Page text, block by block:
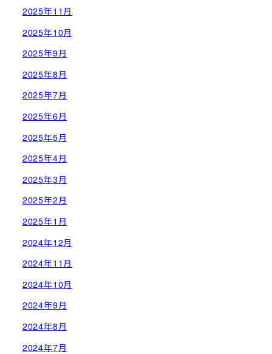
2025年11月
2025年10月
2025年9月
2025年8月
2025年7月
2025年6月
2025年5月
2025年4月
2025年3月
2025年2月
2025年1月
2024年12月
2024年11月
2024年10月
2024年9月
2024年8月
2024年7月